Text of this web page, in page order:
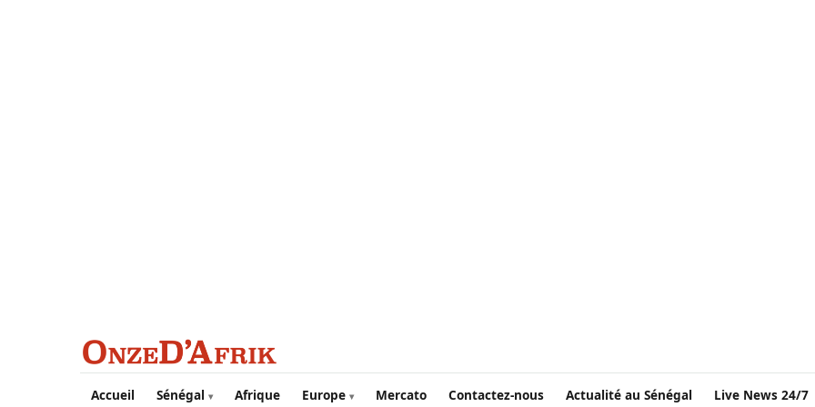
Aller au contenu principal
Accueil Sénégal Afrique Europe Mercato Contactez-nous Actualité au Sénégal Live News 24/7